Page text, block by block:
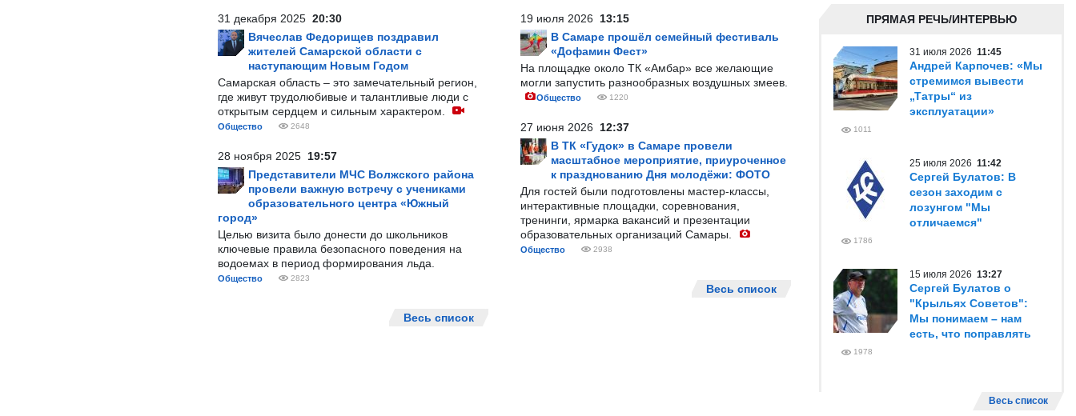
31 декабря 2025 20:30
Вячеслав Федорищев поздравил
жителей Самарской области с
наступающим Новым Годом
Самарская область – это замечательный регион,
где живут трудолюбивые и талантливые люди с
открытым сердцем и сильным характером.
Общество 2648
28 ноября 2025 19:57
Представители МЧС Волжского района
провели важную встречу с учениками
образовательного центра «Южный
город»
Целью визита было донести до школьников
ключевые правила безопасного поведения на
водоемах в период формирования льда.
Общество 2823
Весь список
19 июля 2026 13:15
В Самаре прошёл семейный фестиваль
«Дофамин Фест»
На площадке около ТК «Амбар» все желающие
могли запустить разнообразных воздушных змеев.
Общество 1220
27 июня 2026 12:37
В ТК «Гудок» в Самаре провели
масштабное мероприятие, приуроченное
к празднованию Дня молодёжи: ФОТО
Для гостей были подготовлены мастер-классы,
интерактивные площадки, соревнования,
тренинги, ярмарка вакансий и презентации
образовательных организаций Самары.
Общество 2938
Весь список
ПРЯМАЯ РЕЧЬ/ИНТЕРВЬЮ
31 июля 2026 11:45
Андрей Карпочев: «Мы
стремимся вывести
„Татры“ из
эксплуатации»
1011
25 июля 2026 11:42
Сергей Булатов: В
сезон заходим с
лозунгом "Мы
отличаемся"
1786
15 июля 2026 13:27
Сергей Булатов о
"Крыльях Советов":
Мы понимаем – нам
есть, что поправлять
1978
Весь список